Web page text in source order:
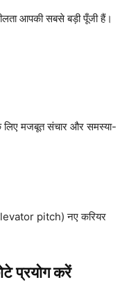
आपकी सबसे बड़ी पूँजी हैं।
मजबूत संचार और समस्या-
pitch) नए करियर
प्रयोग करें